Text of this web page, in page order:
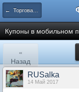
← Торговая площадка AliExpress
Купоны в мобильном
«
Назад
RUSalka
14 Май 2017